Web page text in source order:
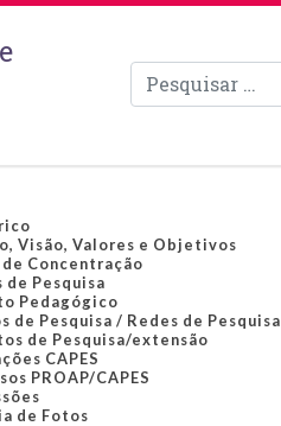
Pesquisar
Visão, Valores e Objetivos
Concentração
de Pesquisa
Pedagógico
de Pesquisa / Redes de Pesquisa
de Pesquisa/extensão
CAPES
PROAP/CAPES
de Fotos